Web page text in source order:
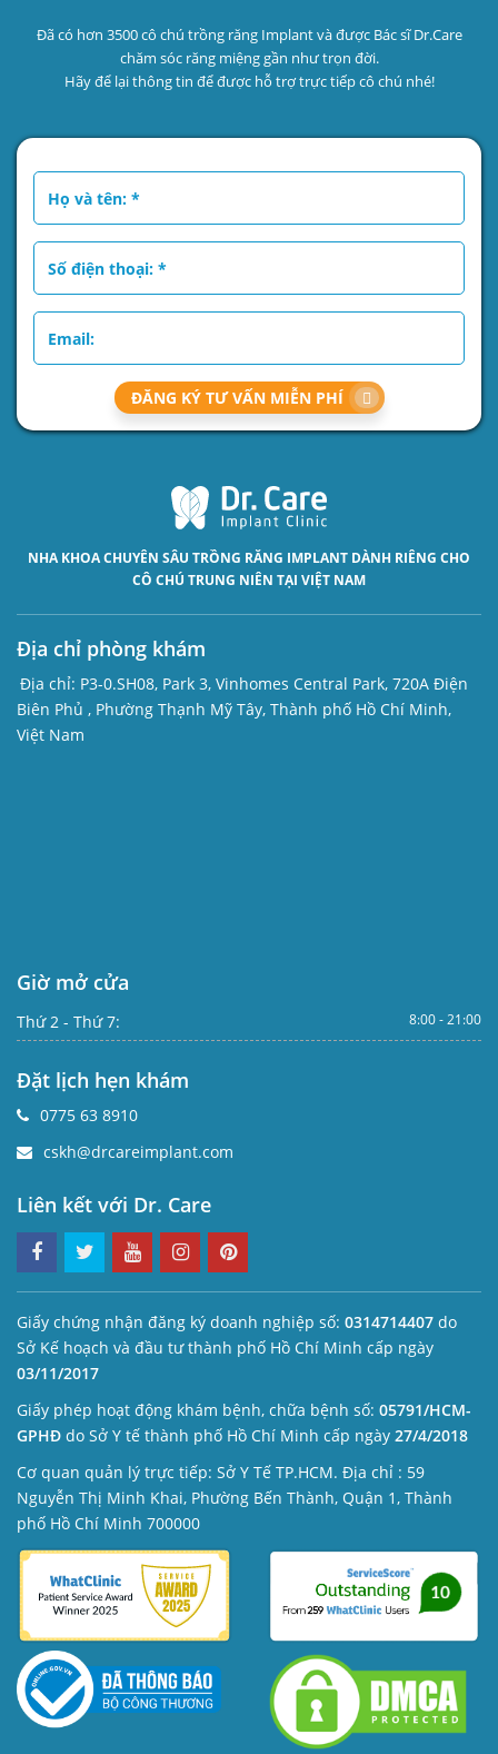
Đã có hơn 3500 cô chú trồng răng Implant và được Bác sĩ Dr.Care
chăm sóc răng miệng gần như trọn đời.
Hãy để lại thông tin để được hỗ trợ trực tiếp cô chú nhé!
ĐĂNG KÝ TƯ VẤN MIỄN PHÍ
NHA KHOA CHUYÊN SÂU TRỒNG RĂNG IMPLANT DÀNH RIÊNG CHO
CÔ CHÚ TRUNG NIÊN TẠI VIỆT NAM
Địa chỉ phòng khám
Địa chỉ: P3-0.SH08, Park 3, Vinhomes Central Park, 720A Điện
Biên Phủ , Phường Thạnh Mỹ Tây, Thành phố Hồ Chí Minh,
Việt Nam
Giờ mở cửa
Thứ 2 - Thứ 7: 8:00 - 21:00
Đặt lịch hẹn khám
0775 63 8910
cskh@drcareimplant.com
Liên kết với Dr. Care
Giấy chứng nhận đăng ký doanh nghiệp số: 0314714407 do
Sở Kế hoạch và đầu tư thành phố Hồ Chí Minh cấp ngày
03/11/2017
Giấy phép hoạt động khám bệnh, chữa bệnh số: 05791/HCM-
GPHĐ do Sở Y tế thành phố Hồ Chí Minh cấp ngày 27/4/2018
Cơ quan quản lý trực tiếp: Sở Y Tế TP.HCM. Địa chỉ : 59
Nguyễn Thị Minh Khai, Phường Bến Thành, Quận 1, Thành
phố Hồ Chí Minh 700000